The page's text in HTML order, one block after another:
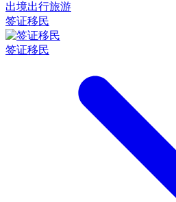
出境出行旅游
签证移民
签证移民